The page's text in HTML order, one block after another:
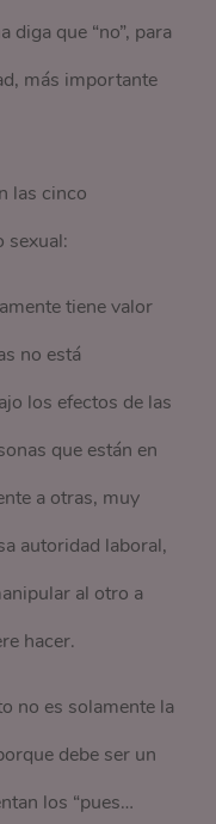
diga que “no”, para
más importante
las cinco
sexual:
tiene valor
no está
los efectos de las
que están en
a otras, muy
autoridad laboral,
al otro a
hacer.
no es solamente la
debe ser un
los “pues…